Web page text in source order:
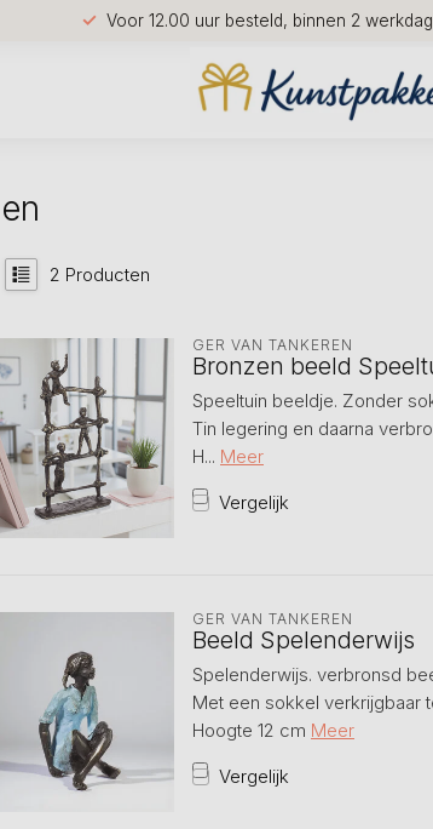
Voor 12.00 uur besteld, binnen 2
2 Producten
GER VAN TANKEREN
Bronzen beeld
Speeltuin beeldje. Zonder
Tin legering en daarna
H... Meer
Vergelijk
GER VAN TANKEREN
Beeld Spelenderwijs
Spelenderwijs. verbronsd
Met een sokkel verkrijgbaar
Hoogte 12 cm Meer
Vergelijk